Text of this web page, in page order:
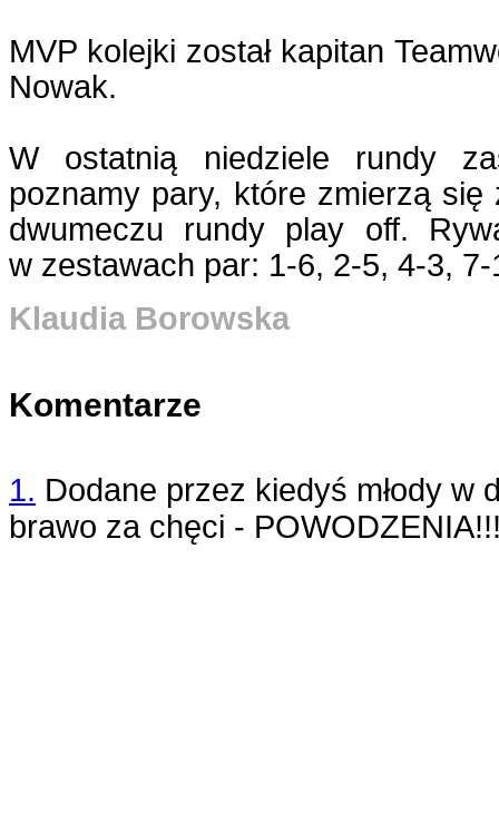
MVP kolejki został kapitan
Nowak.
W ostatnią niedziele rundy
poznamy pary, które zmierzą
dwumeczu rundy play off.
w zestawach par: 1-6, 2-5, 4-3,
Klaudia Borowska
Komentarze
1. Dodane przez kiedyś młody w
brawo za chęci -